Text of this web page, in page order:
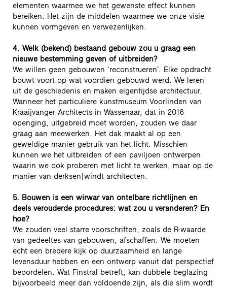
elementen waarmee we het gewenste effect kunnen
bereiken. Het zijn de middelen waarmee we onze visie
kunnen vormgeven en verwezenlijken.
4. Welk (bekend) bestaand gebouw zou u graag een
nieuwe bestemming geven of uitbreiden?
We willen geen gebouwen ‘reconstrueren’. Elke opdracht
bouwt voort op wat voordien gebouwd werd. We leren
uit de geschiedenis en maken eigentijdse architectuur.
Wanneer het particuliere kunstmuseum Voorlinden van
Kraaijvanger Architects in Wassenaar, dat in 2016
openging, uitgebreid moet worden, zouden we daar
graag aan meewerken. Het dak maakt al op een
geweldige manier gebruik van het licht. Misschien
kunnen we het uitbreiden of een paviljoen ontwerpen
waarin we ook proberen met licht te werken, maar op de
manier van derksen|windt architecten.
5. Bouwen is een wirwar van ontelbare richtlijnen en
deels verouderde procedures: wat zou u veranderen? En
hoe?
We zouden veel starre voorschriften, zoals de R-waarde
van gedeeltes van gebouwen, afschaffen. We moeten
echt een bredere kijk op duurzaamheid en lange
levensduur hebben en een ontwerp vanuit dat perspectief
beoordelen. Wat Finstral betreft, kan dubbele beglazing
bijvoorbeeld meer dan voldoende zijn, als die slim wordt